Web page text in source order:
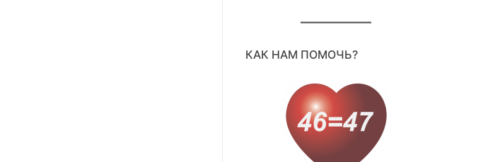
КАК НАМ ПОМОЧЬ?